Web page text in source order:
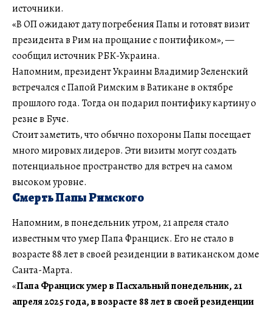
источники.
«В ОП ожидают дату погребения Папы и готовят визит
президента в Рим на прощание с понтификом», —
сообщил источник РБК-Украина.
Напомним, президент Украины Владимир Зеленский
встречался с Папой Римским в Ватикане в октябре
прошлого года. Тогда он подарил понтифику картину о
резне в Буче.
Стоит заметить, что обычно похороны Папы посещает
много мировых лидеров. Эти визиты могут создать
потенциальное пространство для встреч на самом
высоком уровне.
Смерть Папы Римского
Напомним, в понедельник утром, 21 апреля стало
известным что умер Папа Франциск. Его не стало в
возрасте 88 лет в своей резиденции в ватиканском доме
Санта-Марта.
«Папа Франциск умер в Пасхальный понедельник, 21
апреля 2025 года, в возрасте 88 лет в своей резиденции